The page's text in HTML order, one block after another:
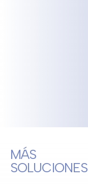
MÁS
SOLUCIONES